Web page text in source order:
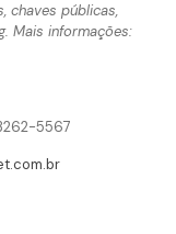
chaves públicas,
Mais informações:
5567